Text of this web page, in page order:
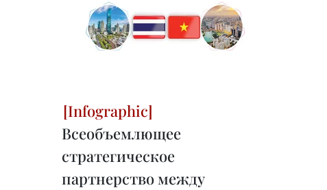
Всеобъемлющее
стратегическое
партнерство между